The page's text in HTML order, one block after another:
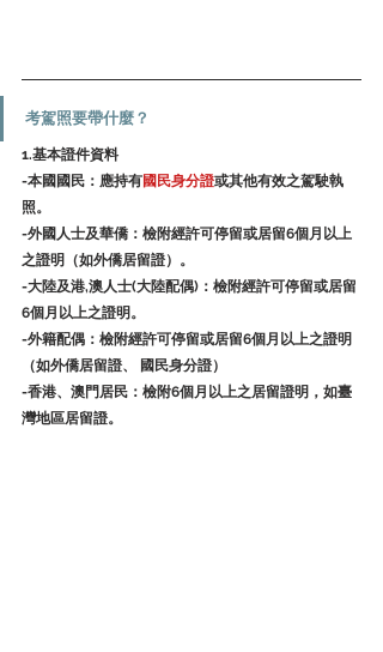
考駕照要帶什麼？
1.基本證件資料
-本國國民：應持有國民身分證或其他有效之駕駛執
照。
-外國人士及華僑：檢附經許可停留或居留6個月以上
之證明（如外僑居留證）。
-大陸及港,澳人士(大陸配偶)：檢附經許可停留或居留
6個月以上之證明。
-外籍配偶：檢附經許可停留或居留6個月以上之證明
（如外僑居留證、 國民身分證）
-香港、澳門居民：檢附6個月以上之居留證明，如臺
灣地區居留證。